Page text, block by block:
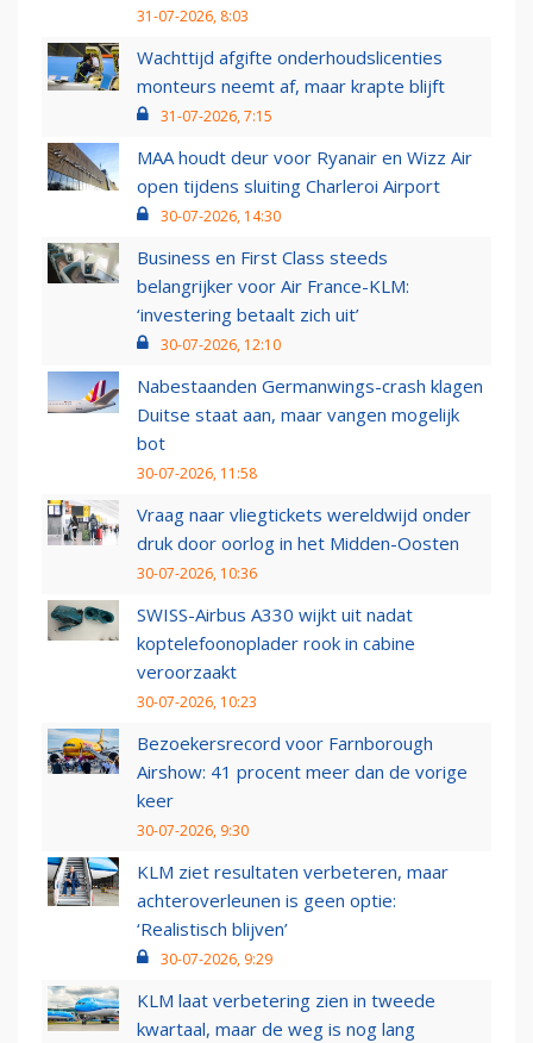
31-07-2026, 8:03
Wachttijd afgifte onderhoudslicenties
monteurs neemt af, maar krapte blijft
31-07-2026, 7:15
MAA houdt deur voor Ryanair en Wizz Air
open tijdens sluiting Charleroi Airport
30-07-2026, 14:30
Business en First Class steeds
belangrijker voor Air France-KLM:
‘investering betaalt zich uit’
30-07-2026, 12:10
Nabestaanden Germanwings-crash klagen
Duitse staat aan, maar vangen mogelijk
bot
30-07-2026, 11:58
Vraag naar vliegtickets wereldwijd onder
druk door oorlog in het Midden-Oosten
30-07-2026, 10:36
SWISS-Airbus A330 wijkt uit nadat
koptelefoonoplader rook in cabine
veroorzaakt
30-07-2026, 10:23
Bezoekersrecord voor Farnborough
Airshow: 41 procent meer dan de vorige
keer
30-07-2026, 9:30
KLM ziet resultaten verbeteren, maar
achteroverleunen is geen optie:
‘Realistisch blijven’
30-07-2026, 9:29
KLM laat verbetering zien in tweede
kwartaal, maar de weg is nog lang